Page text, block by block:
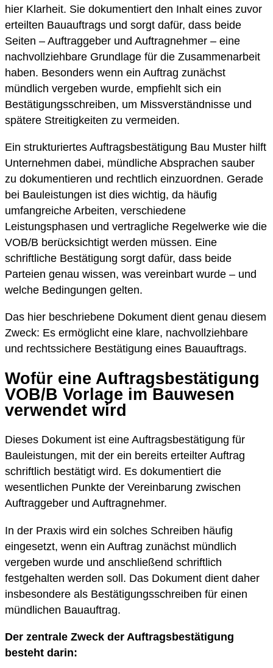
hier Klarheit. Sie dokumentiert den Inhalt eines zuvor
erteilten Bauauftrags und sorgt dafür, dass beide
Seiten – Auftraggeber und Auftragnehmer – eine
nachvollziehbare Grundlage für die Zusammenarbeit
haben. Besonders wenn ein Auftrag zunächst
mündlich vergeben wurde, empfiehlt sich ein
Bestätigungsschreiben, um Missverständnisse und
spätere Streitigkeiten zu vermeiden.
Ein strukturiertes Auftragsbestätigung Bau Muster hilft
Unternehmen dabei, mündliche Absprachen sauber
zu dokumentieren und rechtlich einzuordnen. Gerade
bei Bauleistungen ist dies wichtig, da häufig
umfangreiche Arbeiten, verschiedene
Leistungsphasen und vertragliche Regelwerke wie die
VOB/B berücksichtigt werden müssen. Eine
schriftliche Bestätigung sorgt dafür, dass beide
Parteien genau wissen, was vereinbart wurde – und
welche Bedingungen gelten.
Das hier beschriebene Dokument dient genau diesem
Zweck: Es ermöglicht eine klare, nachvollziehbare
und rechtssichere Bestätigung eines Bauauftrags.
Wofür eine Auftragsbestätigung
VOB/B Vorlage im Bauwesen
verwendet wird
Dieses Dokument ist eine Auftragsbestätigung für
Bauleistungen, mit der ein bereits erteilter Auftrag
schriftlich bestätigt wird. Es dokumentiert die
wesentlichen Punkte der Vereinbarung zwischen
Auftraggeber und Auftragnehmer.
In der Praxis wird ein solches Schreiben häufig
eingesetzt, wenn ein Auftrag zunächst mündlich
vergeben wurde und anschließend schriftlich
festgehalten werden soll. Das Dokument dient daher
insbesondere als Bestätigungsschreiben für einen
mündlichen Bauauftrag.
Der zentrale Zweck der Auftragsbestätigung
besteht darin: